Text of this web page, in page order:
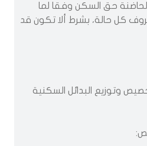
حق السكن وفقا لما
كل حالة، بشرط ألا تكون قد
وتوزيع البدائل السكنية